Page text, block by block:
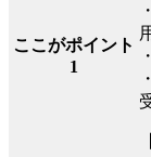
ここがポイント
1